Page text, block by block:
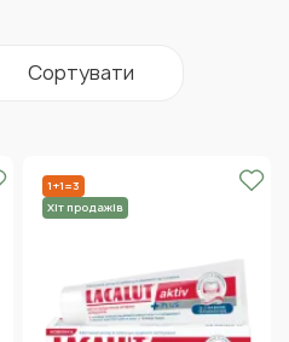
Сортувати
1+1=3
Хіт продажів